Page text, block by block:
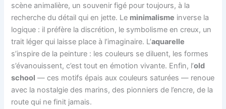
scène animalière, un souvenir figé pour toujours, à la
recherche du détail qui en jette. Le minimalisme inverse la
logique : il préfère la discrétion, le symbolisme en creux, un
trait léger qui laisse place à l’imaginaire. L’aquarelle
s’inspire de la peinture : les couleurs se diluent, les formes
s’évanouissent, c’est tout en émotion vivante. Enfin, l’old
school — ces motifs épais aux couleurs saturées — renoue
avec la nostalgie des marins, des pionniers de l’encre, de la
route qui ne finit jamais.